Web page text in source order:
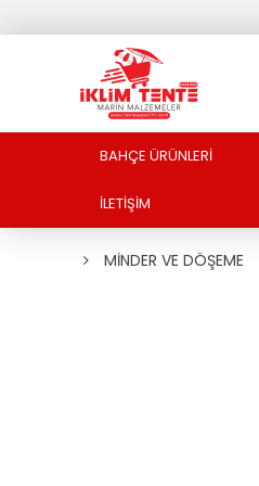
BAHÇE ÜRÜNLERİ
İLETİŞİM
MİNDER VE DÖŞEME